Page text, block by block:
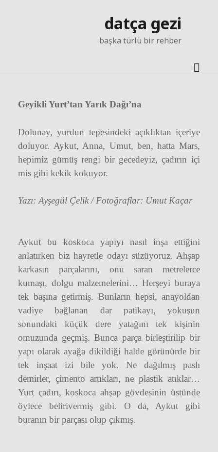
datça gezi
başka türlü bir rehber
Geyikli Yurt’tan Yarık Dağı’na
Dolunay, yurdun tepesindeki açıklıktan içeriye
doluyor. Aykut, Anna, Umut, ben, hatta Mars,
hepimiz gümüş rengi bir gecedeyiz, çadırın içi
mis gibi kekik kokuyor.
Yazı: Ayşegül Çelik / Fotoğraflar: Umut Kaçar
Aykut bu koskoca yapıyı nasıl inşa ettiğini
anlatırken biz hayretle odayı süzüyoruz. Ahşap
karkasın parçalarını, onu saran metrelerce
kumaşı, dolgu malzemelerini… Herşeyi buraya
tek başına getirmiş. Bunların hepsi, anayoldan
vadiye bağlanan dar patikayı, yokuşun
sonundaki küçük dere yatağını tek kişinin
omuzunda geçmiş. Bunca parça birleştirilip bir
yapı olarak ayağa dikildiği halde görünürde bir
tek inşaat izi bile yok. Ne dağılmış paslı
demirler, çimento artıkları, ne plastik atıklar…
Yurt çadırı, koskoca ahşap gövdesinin üstünde
öylece belirivermiş gibi. O da, Aykut gibi
buranın bir parçası olup çıkmış.